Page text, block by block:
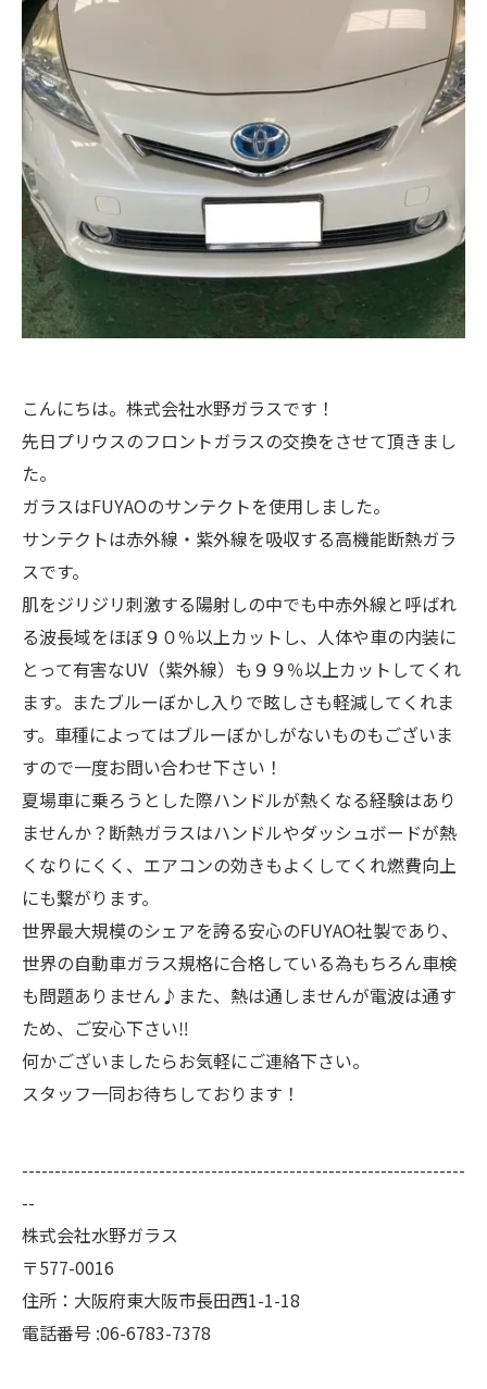
こんにちは。株式会社水野ガラスです！
先日プリウスのフロントガラスの交換をさせて頂きまし
た。
ガラスはFUYAOのサンテクトを使用しました。
サンテクトは赤外線・紫外線を吸収する高機能断熱ガラ
スです。
肌をジリジリ刺激する陽射しの中でも中赤外線と呼ばれ
る波長域をほぼ９０％以上カットし、人体や車の内装に
とって有害なUV（紫外線）も９９％以上カットしてくれ
ます。またブルーぼかし入りで眩しさも軽減してくれま
す。車種によってはブルーぼかしがないものもございま
すので一度お問い合わせ下さい！
夏場車に乗ろうとした際ハンドルが熱くなる経験はあり
ませんか？断熱ガラスはハンドルやダッシュボードが熱
くなりにくく、エアコンの効きもよくしてくれ燃費向上
にも繋がります。
世界最大規模のシェアを誇る安心のFUYAO社製であり、
世界の自動車ガラス規格に合格している為もちろん車検
も問題ありません♪また、熱は通しませんが電波は通す
ため、ご安心下さい‼
何かございましたらお気軽にご連絡下さい。
スタッフ一同お待ちしております！
--------------------------------------------------------------------
--
株式会社水野ガラス
〒577-0016
住所：大阪府東大阪市長田西1-1-18
電話番号 :06-6783-7378